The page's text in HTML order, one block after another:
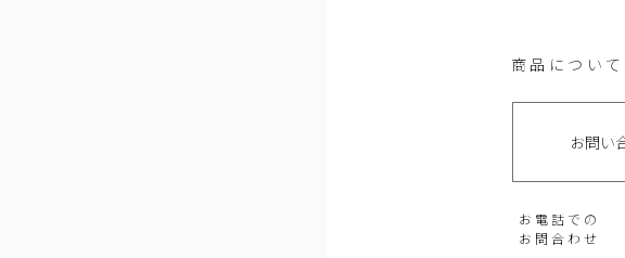
商品につい
お問い
お電話での
お問合わせ